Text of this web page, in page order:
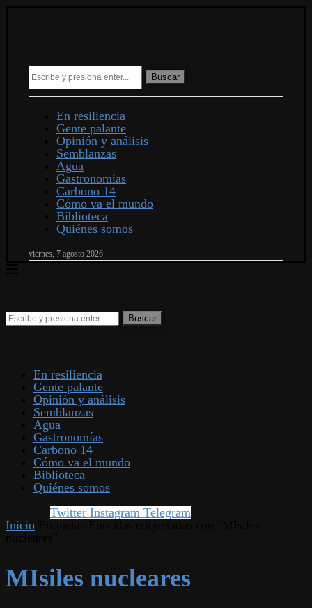
Buscar
En resiliencia
Gente palante
Opinión y análisis
Semblanzas
Agua
Gastronomías
Carbono 14
Cómo va el mundo
Biblioteca
Quiénes somos
viernes, 7 agosto 2026
En resiliencia
Gente palante
Opinión y análisis
Semblanzas
Agua
Gastronomías
Carbono 14
Cómo va el mundo
Biblioteca
Quiénes somos
Twitter Instagram Telegram
Inicio
MIsiles nucleares